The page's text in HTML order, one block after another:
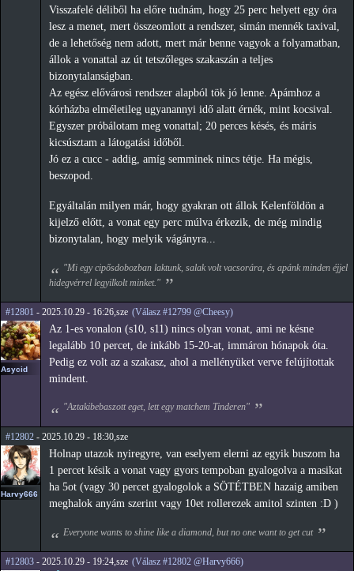
Visszafelé déliből ha előre tudnám, hogy 25 perc helyett egy óra
lesz a menet, mert összeomlott a rendszer, simán mennék taxival,
de a lehetőség nem adott, mert már benne vagyok a folyamatban,
állok a vonattal az út tetszőleges szakaszán a teljes
bizonytalanságban.
Az egész elővárosi rendszer alapból tök jó lenne. Apámhoz a
kórházba elméletileg ugyanannyi idő alatt érnék, mint kocsival.
Egyszer próbálotam meg vonattal; 20 perces késés, és máris
kicsúsztam a látogatási időből.
Jó ez a cucc - addig, amíg semminek nincs tétje. Ha mégis,
beszopod.
Egyáltalán milyen már, hogy gyakran ott állok Kelenföldön a
kijelző előtt, a vonat egy perc múlva érkezik, de még mindig
bizonytalan, hogy melyik vágányra...
"Mi egy cipősdobozban laktunk, salak volt vacsorára, és apánk minden éjjel
hidegvérrel legyilkolt minket."
#12801 - 2025.10.29 - 16:26,sze (Válasz #12799 @Cheesy)
Asycid
Az 1-es vonalon (s10, s11) nincs olyan vonat, ami ne késne
legalább 10 percet, de inkább 15-20-at, immáron hónapok óta.
Pedig ez volt az a szakasz, ahol a mellényüket verve felújítottak
mindent.
"Aztakibebaszott eget, lett egy matchem Tinderen"
#12802 - 2025.10.29 - 18:30,sze
Harvy666
Holnap utazok nyiregyre, van eselyem elerni az egyik buszom ha
1 percet késik a vonat vagy gyors tempoban gyalogolva a masikat
ha 5ot (vagy 30 percet gyalogolok a SÖTÉTBEN hazaig amiben
meghalok anyám szerint vagy 10et rollerezek amitol szinten :D )
Everyone wants to shine like a diamond, but no one want to get cut
#12803 - 2025.10.29 - 19:24,sze (Válasz #12802 @Harvy666)